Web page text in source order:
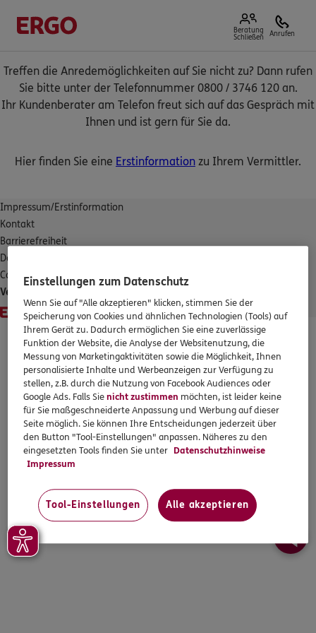
Beratung
Schließen
Anrufen
Treffen die Anredemöglichkeiten auf Sie nicht zu? Dann rufen
Sie bitte unter der Telefonnummer 0800 / 3746 120 an.
Ihr Kundenberater am Telefon freut sich auf das Gespräch mit
Ihnen und ist gern für Sie da.
Hier finden Sie eine Erstinformation zu Ihrem Vermittler.
Impressum/Erstinformation
Kontakt
Barrierefreiheit
Datenschutz
Cookies
Vertrag widerrufen
© 2026 ERGO. Alle Rechte vorbehalten.
Einstellungen zum Datenschutz
Wenn Sie auf "Alle akzeptieren" klicken, stimmen Sie der
Speicherung von Cookies und ähnlichen Technologien (Tools) auf
Ihrem Gerät zu. Dadurch ermöglichen Sie eine zuverlässige
Funktion der Website, die Analyse der Websitenutzung, die
Messung von Marketingaktivitäten sowie die Möglichkeit, Ihnen
personalisierte Inhalte und Werbeanzeigen zur Verfügung zu
stellen, z.B. durch die Nutzung von Facebook Audiences oder
Google Ads. Falls Sienicht zustimmen möchten, ist leider keine
für Sie maßgeschneiderte Anpassung und Werbung auf dieser
Seite möglich. Sie können Ihre Entscheidungen jederzeit über
den Button "Tool-Einstellungen" anpassen. Näheres zu den
eingesetzten Tools finden Sie unter Datenschutzhinweise
Impressum
Tool-Einstellungen Alle akzeptieren